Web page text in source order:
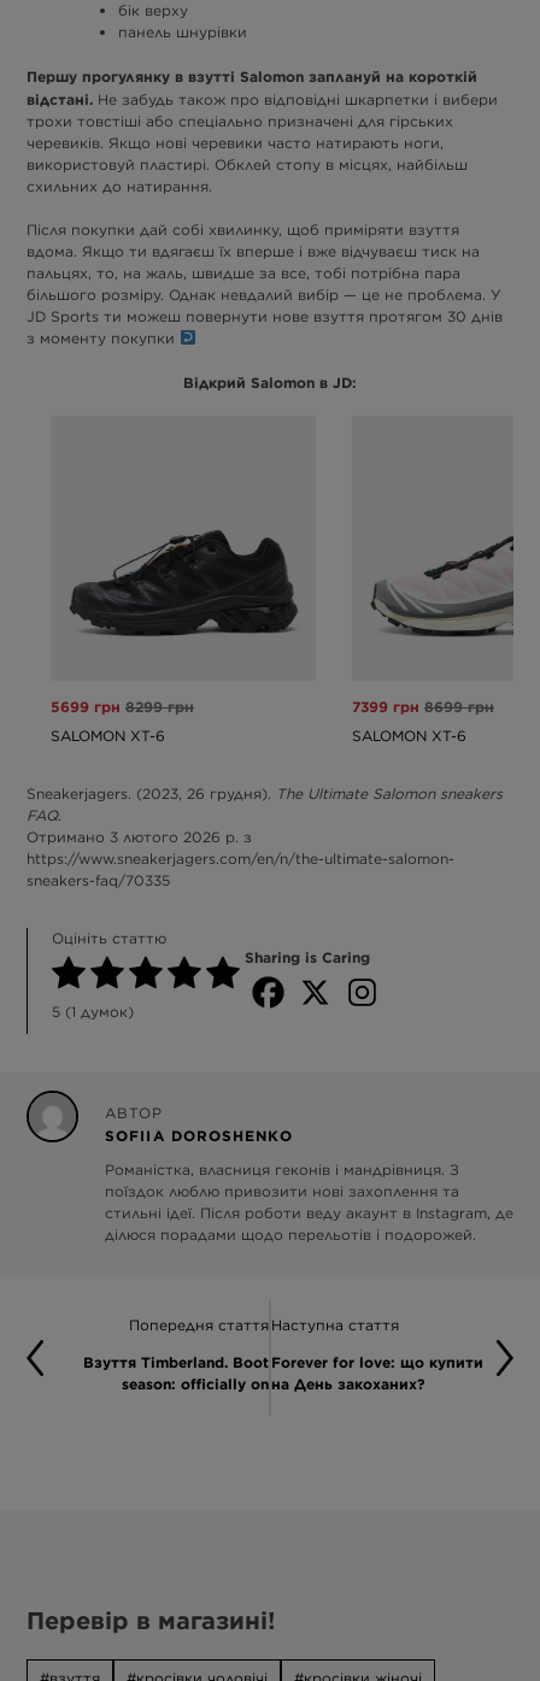
бік верху
панель шнурівки
Першу прогулянку в взутті Salomon заплануй на короткій
відстані. Не забудь також про відповідні шкарпетки і вибери
трохи товстіші або спеціально призначені для гірських
черевиків. Якщо нові черевики часто натирають ноги,
використовуй пластирі. Обклей стопу в місцях, найбільш
схильних до натирання.
Після покупки дай собі хвилинку, щоб приміряти взуття
вдома. Якщо ти вдягаєш їх вперше і вже відчуваєш тиск на
пальцях, то, на жаль, швидше за все, тобі потрібна пара
більшого розміру. Однак невдалий вибір — це не проблема. У
JD Sports ти можеш повернути нове взуття протягом 30 днів
з моменту покупки
Відкрий Salomon в JD:
5699 грн 8299 грн
SALOMON XT-6
7399 грн 8699 грн
SALOMON XT-6
Sneakerjagers. (2023, 26 грудня). The Ultimate Salomon sneakers
FAQ.
Отримано 3 лютого 2026 р. з
https://www.sneakerjagers.com/en/n/the-ultimate-salomon-
sneakers-faq/70335
Оцініть статтю
5 (1 думок)
Sharing is Caring
АВТОР
SOFIIA DOROSHENKO
Романістка, власниця геконів і мандрівниця. З
поїздок люблю привозити нові захоплення та
стильні ідеї. Після роботи веду акаунт в Instagram, де
ділюся порадами щодо перельотів і подорожей.
Попередня стаття
Взуття Timberland. Boot
season: officially on
Наступна стаття
Forever for love: що купити
на День закоханих?
Перевір в магазині!